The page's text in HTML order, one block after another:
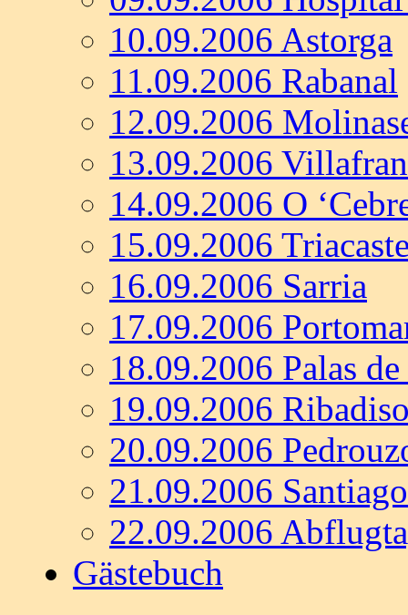
10.09.2006 Astorga
11.09.2006 Rabanal
12.09.2006
13.09.2006
14.09.2006 O
15.09.2006
16.09.2006 Sarria
17.09.2006
18.09.2006 Palas
19.09.2006
20.09.2006
21.09.2006
22.09.2006
Gästebuch